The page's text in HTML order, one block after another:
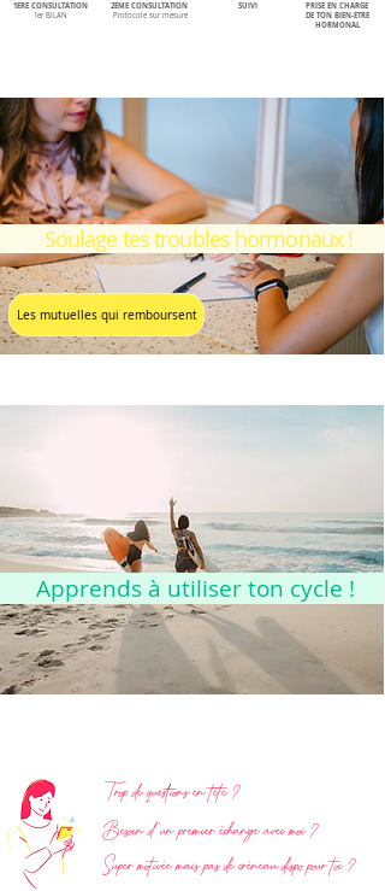
1ERE CONSULTATION
1er BILAN
2EME CONSULTATION
Protocole sur mesure
SUIVI
PRISE EN CHARGE
DE TON BIEN-ETRE
HORMONAL
Les mutuelles qui remboursent
Soulage tes troubles hormonaux
Apprends à utiliser ton cycle
Trop de questions en tête ?
Besoin d'un premier échange avec moi ?
Super motivée mais pas de créneau dispo pour toi ?